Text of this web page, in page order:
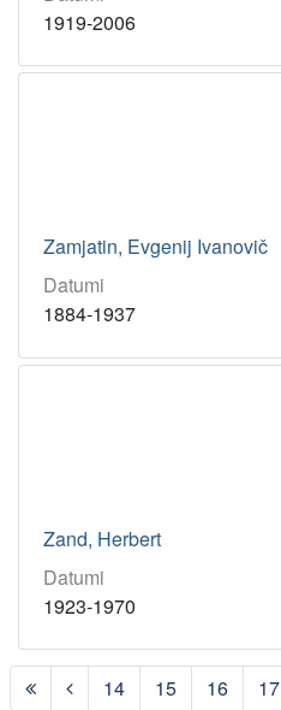
1919-2006
Zamjatin, Evgenij Ivanovič
Datumi
1884-1937
Zand, Herbert
Datumi
1923-1970
14 15 16 17